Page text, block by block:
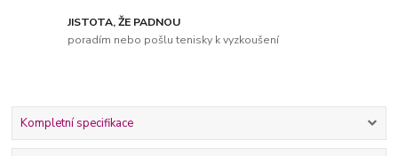
JISTOTA, ŽE PADNOU
poradím nebo pošlu tenisky k vyzkoušení
Kompletní specifikace